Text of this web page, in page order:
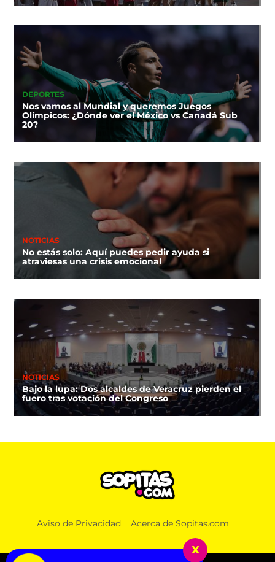
DEPORTES
Nos vamos al Mundial y queremos Juegos
Olímpicos: ¿Dónde ver el México vs Canadá Sub
20?
NOTICIAS
No estás solo: Aquí puedes pedir ayuda si
atraviesas una crisis emocional
NOTICIAS
Bajo la lupa: Dos alcaldes de Veracruz pierden el
fuero tras votación del Congreso
FIFA respalda a Infantino y “no tolerará ataques
Aviso de Privacidad Acerca de Sopitas.com
x